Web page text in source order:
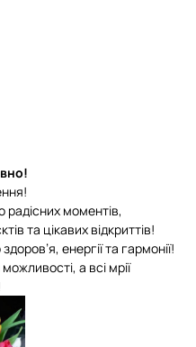
моментів,
та цікавих відкриттів!
енергії та гармонії!
а всі мрії